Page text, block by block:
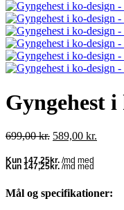
Gyngehest
699,00kr. Den
pris
var:
589,00 kr.
Mål og specifikationer: